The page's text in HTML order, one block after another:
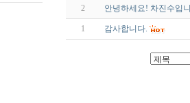
2 안녕하세요! 차진수입
1 감사합니다.